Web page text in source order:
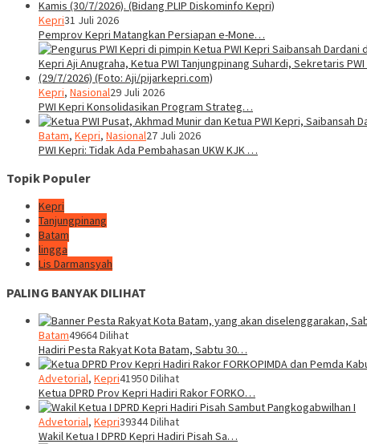
Kepri31 Juli 2026
Pemprov Kepri Matangkan Persiapan e-Mone…
Kepri, Nasional29 Juli 2026
PWI Kepri Konsolidasikan Program Strateg…
Batam, Kepri, Nasional27 Juli 2026
PWI Kepri: Tidak Ada Pembahasan UKW KJK …
Topik Populer
Kepri
Tanjungpinang
Batam
lingga
Lis Darmansyah
PALING BANYAK DILIHAT
Batam49664 Dilihat
Hadiri Pesta Rakyat Kota Batam, Sabtu 30…
Advetorial, Kepri41950 Dilihat
Ketua DPRD Prov Kepri Hadiri Rakor FORKO…
Advetorial, Kepri39344 Dilihat
Wakil Ketua I DPRD Kepri Hadiri Pisah Sa…